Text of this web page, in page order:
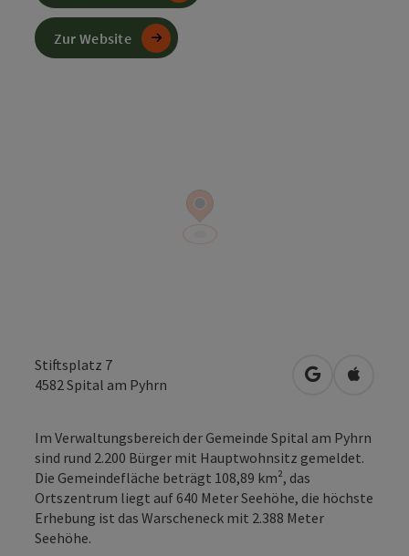
Stiftsplatz 7
4582 Spital am Pyhrn in Google
in
Im Verwaltungsbereich der Gemeinde Spital am Pyhrn
sind rund 2.200 Bürger mit Hauptwohnsitz gemeldet.
Die Gemeindefläche beträgt 108,89 km², das
Ortszentrum liegt auf 640 Meter Seehöhe, die höchste
Erhebung ist das Warscheneck mit 2.388 Meter
Seehöhe.
Zur Website